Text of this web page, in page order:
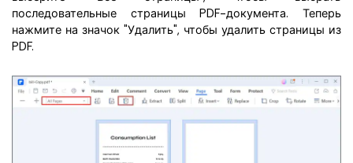
последовательные страницы PDF-документа. Теперь
нажмите на значок "Удалить", чтобы удалить страницы из
PDF.